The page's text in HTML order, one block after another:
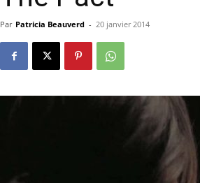
Par Patricia Beauverd - 20 janvier 2014